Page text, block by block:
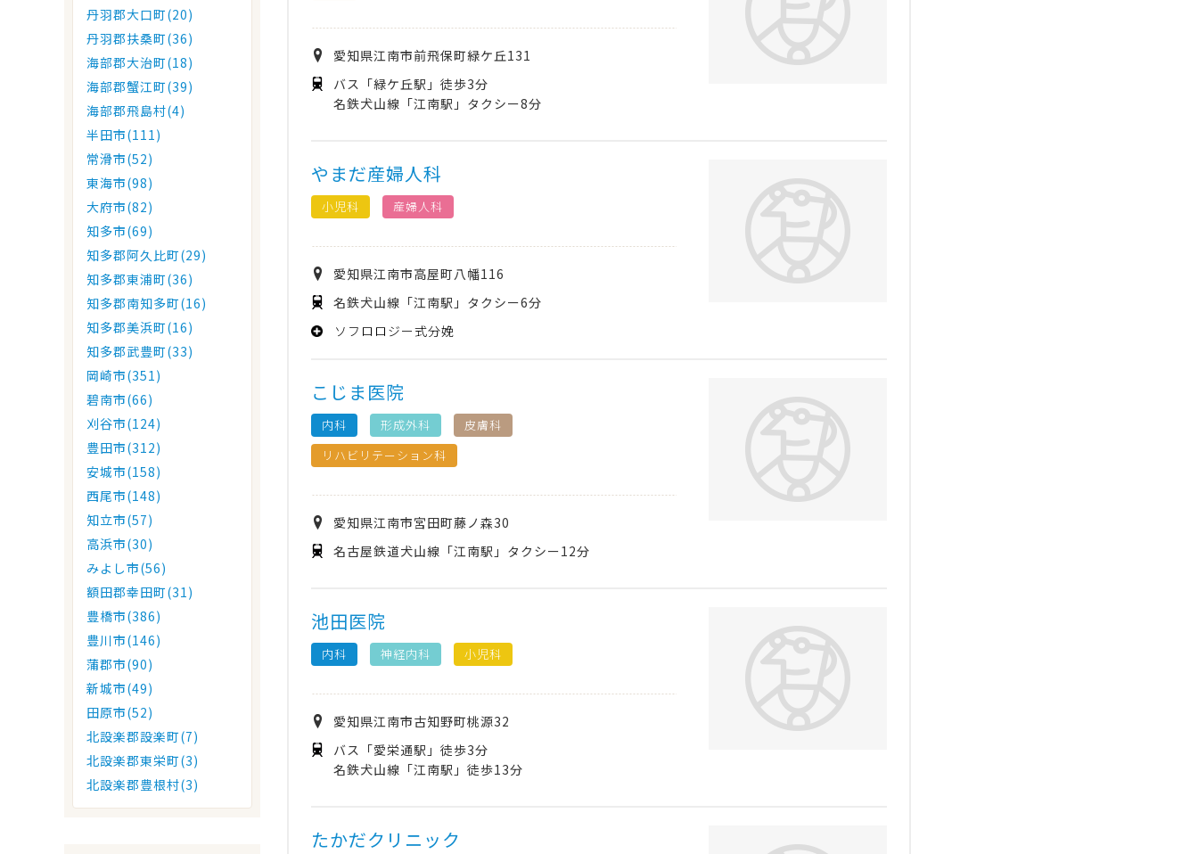
丹羽郡大口町(20)
丹羽郡扶桑町(36)
海部郡大治町(18)
海部郡蟹江町(39)
海部郡飛島村(4)
半田市(111)
常滑市(52)
東海市(98)
大府市(82)
知多市(69)
知多郡阿久比町(29)
知多郡東浦町(36)
知多郡南知多町(16)
知多郡美浜町(16)
知多郡武豊町(33)
岡崎市(351)
碧南市(66)
刈谷市(124)
豊田市(312)
安城市(158)
西尾市(148)
知立市(57)
高浜市(30)
みよし市(56)
額田郡幸田町(31)
豊橋市(386)
豊川市(146)
蒲郡市(90)
新城市(49)
田原市(52)
北設楽郡設楽町(7)
北設楽郡東栄町(3)
北設楽郡豊根村(3)
愛知県江南市前飛保町緑ケ丘131
バス「緑ケ丘駅」徒歩3分
名鉄犬山線「江南駅」タクシー8分
やまだ産婦人科
小児科 産婦人科
愛知県江南市高屋町八幡116
名鉄犬山線「江南駅」タクシー6分
ソフロロジー式分娩
こじま医院
内科 形成外科
皮膚科
リハビリテーション科
愛知県江南市宮田町藤ノ森30
名古屋鉄道犬山線「江南駅」タクシー12分
池田医院
内科 神経内科 小児科
愛知県江南市古知野町桃源32
バス「愛栄通駅」徒歩3分
名鉄犬山線「江南駅」徒歩13分
たかだクリニック